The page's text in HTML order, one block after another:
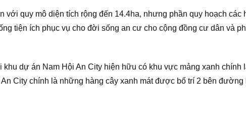
quy mô diện tích rộng đến 14.4ha, nhưng phần quy hoạch các
tiện ích phục vụ cho đời sống an cư cho cộng đồng cư dân và
khu dự án Nam Hội An City hiện hữu có khu vực mảng xanh
City chính là những hàng cây xanh mát được bố trí 2 bên